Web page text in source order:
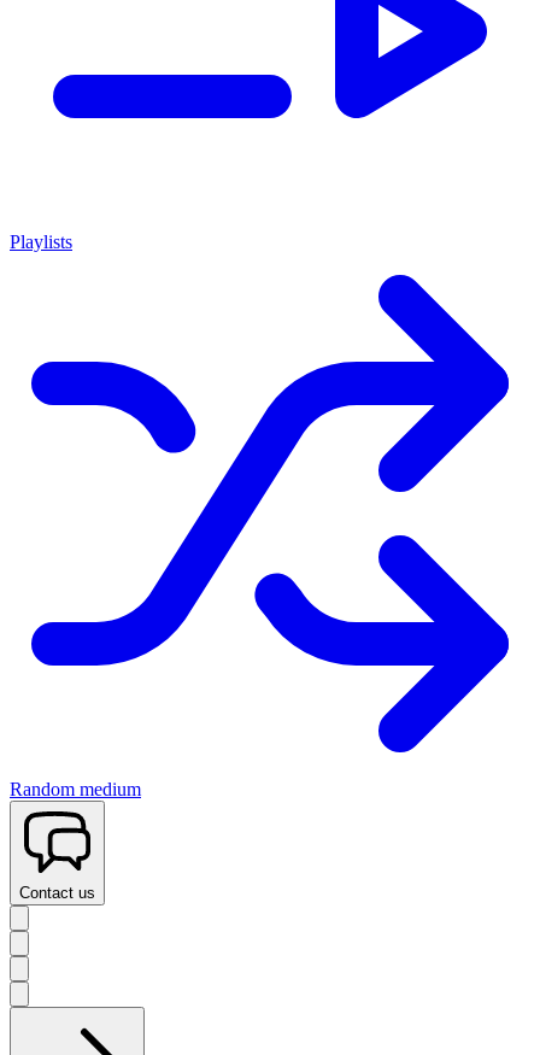
Playlists
Random medium
Contact us